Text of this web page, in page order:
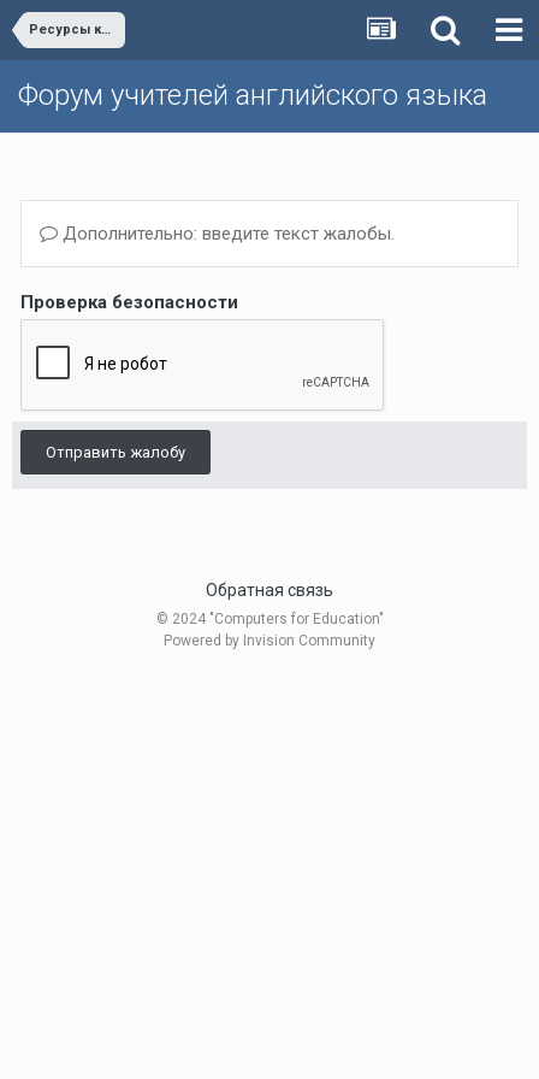
Ресурсы к учебникам Millie
Форум учителей английского языка
Дополнительно: введите текст жалобы.
Проверка безопасности
Отправить жалобу
Обратная связь
© 2024 "Computers for Education"
Powered by Invision Community